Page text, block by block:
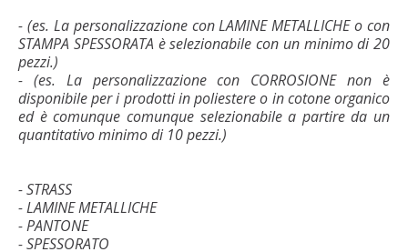
- (es. La personalizzazione con LAMINE METALLICHE o con
STAMPA SPESSORATA è selezionabile con un minimo di 20
pezzi.)
- (es. La personalizzazione con CORROSIONE non è
disponibile per i prodotti in poliestere o in cotone organico
ed è comunque comunque selezionabile a partire da un
quantitativo minimo di 10 pezzi.)
- STRASS
- LAMINE METALLICHE
- PANTONE
- SPESSORATO